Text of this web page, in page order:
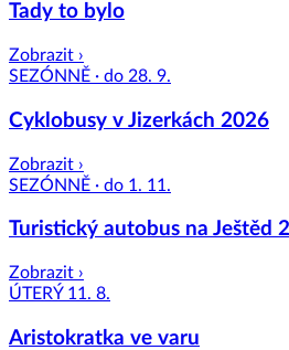
Tady to bylo
Zobrazit ›
SEZÓNNĚ · do 28. 9.
Cyklobusy v Jizerkách 2026
Zobrazit ›
SEZÓNNĚ · do 1. 11.
Turistický autobus na Ještěd
Zobrazit ›
ÚTERÝ 11. 8.
Aristokratka ve varu